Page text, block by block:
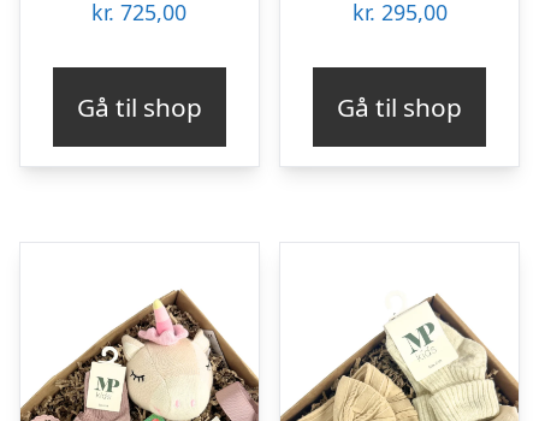
kr. 725,00
Gå til shop
kr. 295,00
Gå til shop